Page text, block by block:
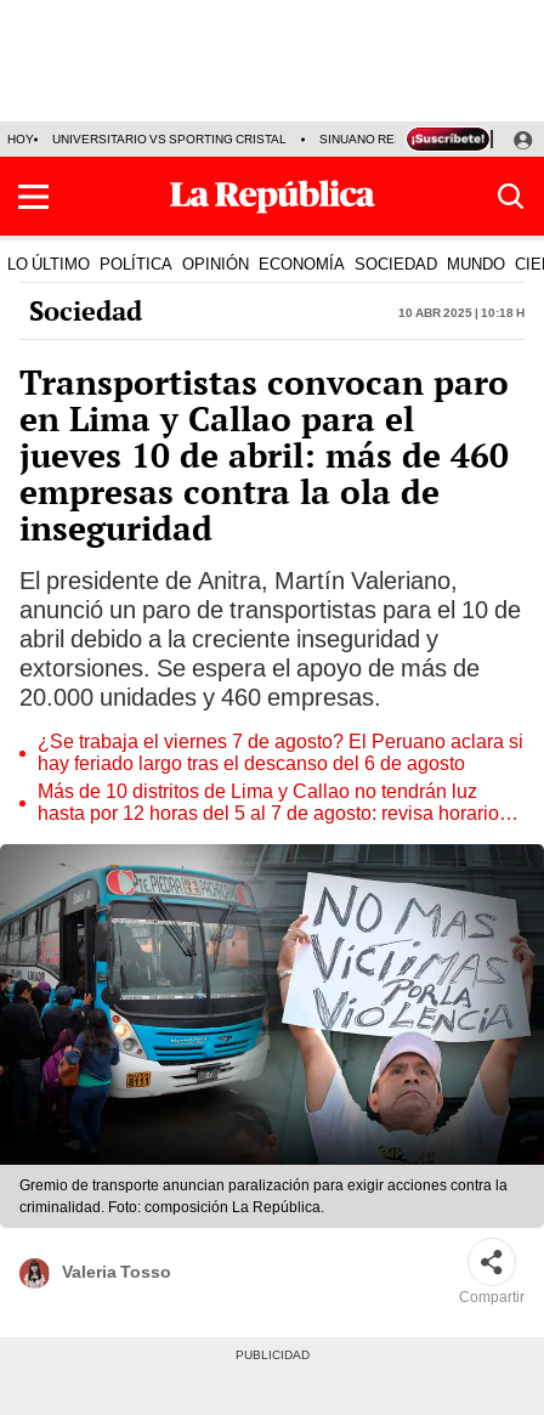
HOY UNIVERSITARIO VS SPORTING CRISTAL SINUANO RESULTADOS HOY
LO ÚLTIMO POLÍTICA OPINIÓN ECONOMÍA SOCIEDAD MUNDO
Sociedad 10 Abr 2025 | 10:18 h
Transportistas convocan paro
en Lima y Callao para el
jueves 10 de abril: más de 460
empresas contra la ola de
inseguridad
El presidente de Anitra, Martín Valeriano,
anunció un paro de transportistas para el 10 de
abril debido a la creciente inseguridad y
extorsiones. Se espera el apoyo de más de
20.000 unidades y 460 empresas.
¿Se trabaja el viernes 7 de agosto? El Peruano aclara si
hay feriado largo tras el descanso del 6 de agosto
Más de 10 distritos de Lima y Callao no tendrán luz
hasta por 12 horas del 5 al 7 de agosto: revisa horarios y
Gremio de transporte anuncian paralización para exigir acciones contra la
criminalidad. Foto: composición La República.
Valeria Tosso
Compartir